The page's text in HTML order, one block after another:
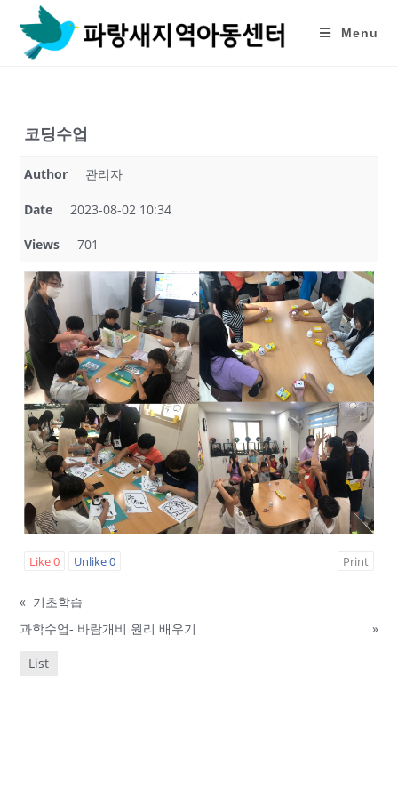
content
Menu
코딩수업
Author 관리자
Date 2023-08-02 10:34
Views 701
Like0 Unlike0 Print
« 기초학습
과학수업- 바람개비 원리 배우기
»
List